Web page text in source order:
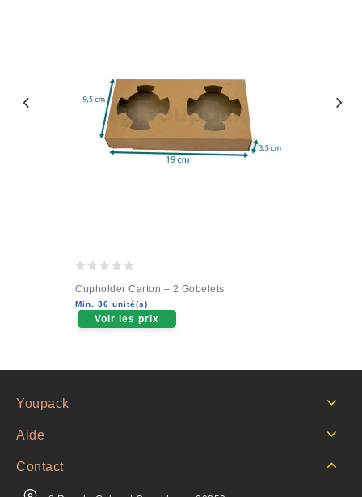
out
of
5
Cupholder Carton – 2 Gobelets
Min. 36 unité(s)
Voir les prix
Youpack
Aide
Contact